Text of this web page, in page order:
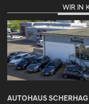
WIR IN
AUTOHAUS SCHERHAG